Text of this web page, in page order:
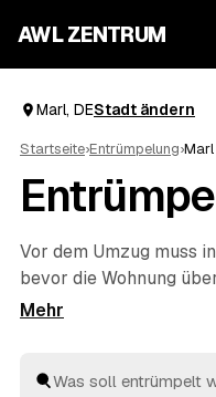
AWL ZENTRUM
Marl, DEStadt ändern
Startseite›Entrümpelung›Marl
Vor dem Umzug muss
bevor die Wohnung
Zeitdruck den
undLünen. So